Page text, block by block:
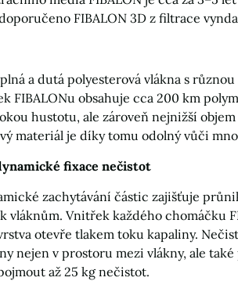
FIBALON 3D z filtrace
a dutá polyesterová vlákna s
FIBALONu obsahuje cca 200 km
hustotu, ale zároveň nejnižší
materiál je díky tomu odolný vůči
fixace nečistot
zachytávání částic zajišťuje
vláknům. Vnitřek každého chomáčku
otevře tlakem toku kapaliny.
nejen v prostoru mezi vlákny, ale
až 25 kg nečistot.